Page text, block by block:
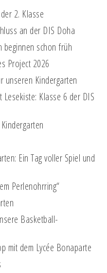
2. Klasse
an der DIS Doha
beginnen schon früh
Project 2026
unseren Kindergarten
Klasse 6 der DIS
Ein Tag voller Spiel und
Perlenohrring“
Basketball-
mit dem Lycée Bonaparte